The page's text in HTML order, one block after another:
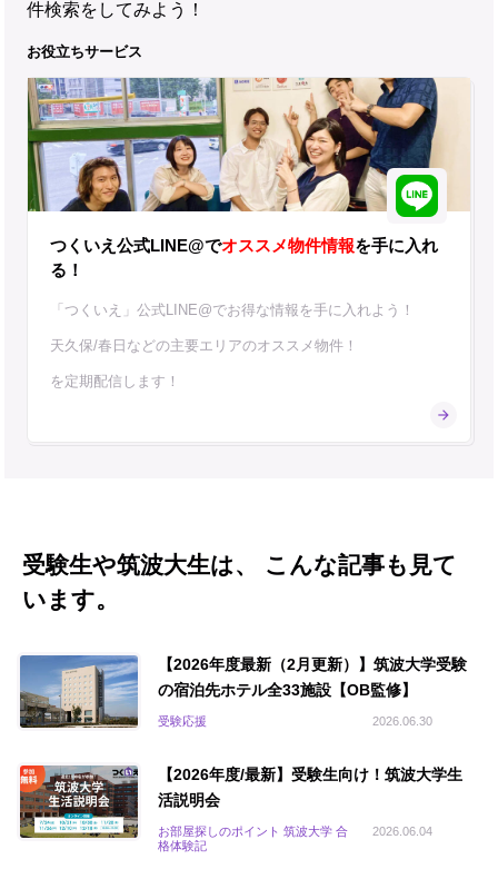
件検索をしてみよう！
お役立ちサービス
つくいえ公式LINE@でオススメ物件情報を手に入れ
る！
「つくいえ」公式LINE@でお得な情報を手に入れよう！
天久保/春日などの主要エリアのオススメ物件！
を定期配信します！
受験生や筑波大生は、 こんな記事も見て
います。
【2026年度最新（2月更新）】筑波大学受験
の宿泊先ホテル全33施設【OB監修】
2026.06.30
受験応援
【2026年度/最新】受験生向け！筑波大学生
活説明会
2026.06.04
お部屋探しのポイント 筑波大学 合
格体験記